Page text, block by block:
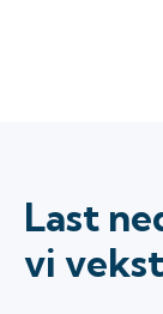
Last
vi